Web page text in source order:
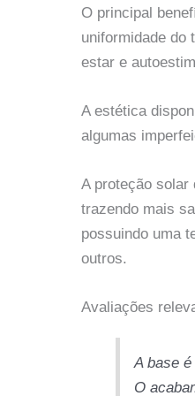
O principal
uniformidade do
estar e
A estética
algumas
A proteção solar
trazendo mais
possuindo uma
outros.
Avaliações
A base
O